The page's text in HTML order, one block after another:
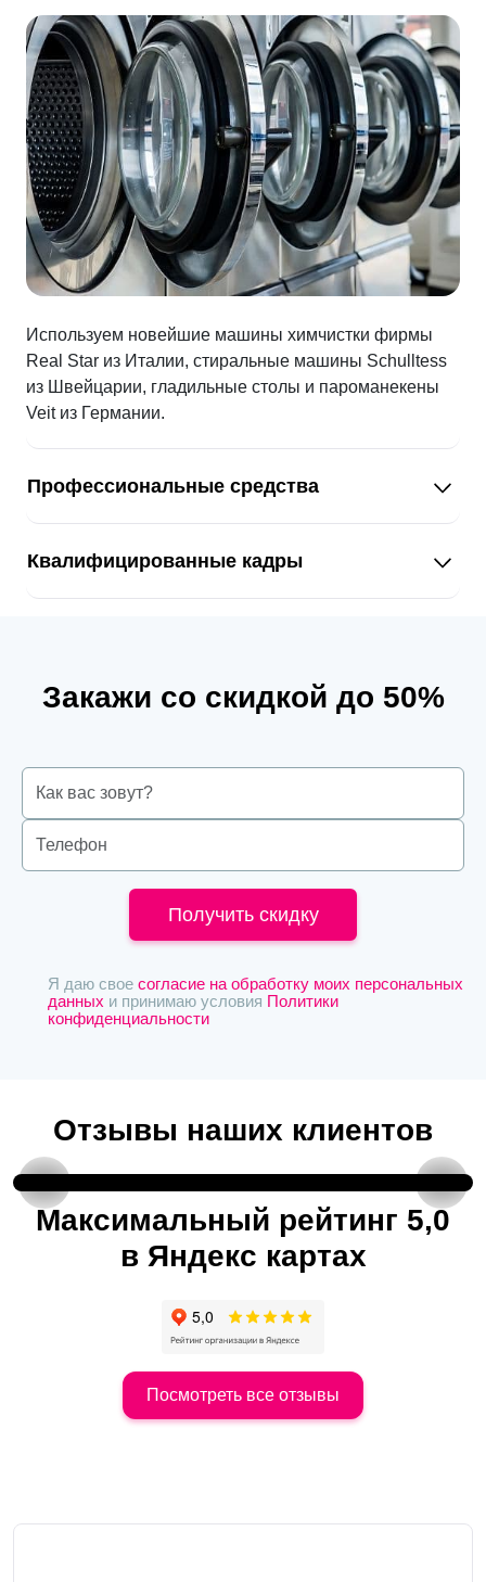
Используем новейшие машины химчистки фирмы
Real Star из Италии, стиральные машины Schulltess
из Швейцарии, гладильные столы и пароманекены
Veit из Германии.
Профессиональные средства
Квалифицированные кадры
Закажи со скидкой до 50%
Получить скидку
Я даю свое согласие на обработку моих персональных
данных и принимаю условия Политики
конфиденциальности
Отзывы наших клиентов
Максимальный рейтинг 5,0
в Яндекс картах
Посмотреть все отзывы